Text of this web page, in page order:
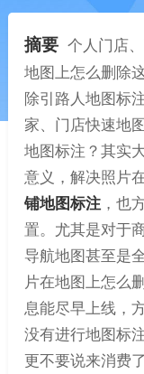
摘要 个人门店
地图上怎么删除
除引路人地图标
家、门店快速地
地图标注？其实
意义，解决照片
铺地图标注，也
置。尤其是对于
导航地图甚至是
片在地图上怎么
息能尽早上线，
没有进行地图标
更不要说来消费